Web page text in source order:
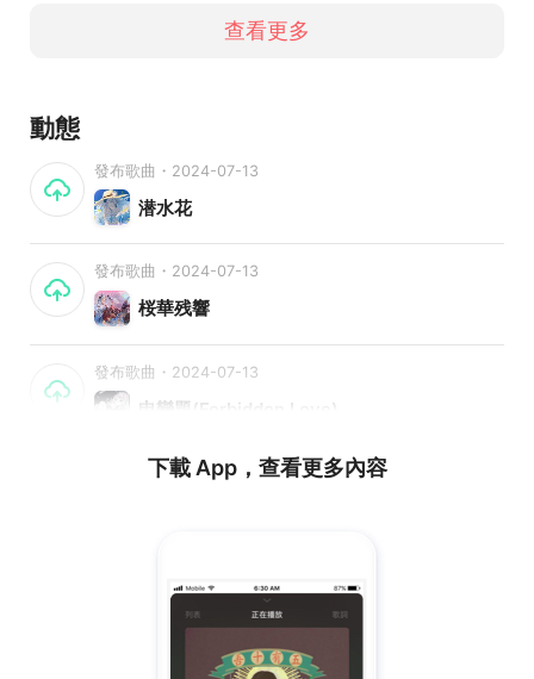
查看更多
動態
發布歌曲・2024-07-13
潜水花
發布歌曲・2024-07-13
桜華残響
發布歌曲・2024-07-13
申戀題(Forbidden Love)
下載 App，查看更多內容